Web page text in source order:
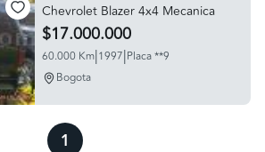
Chevrolet Blazer 4x4 Mecanica
$17.000.000
60.000 Km|1997|Placa **9
Bogota
1